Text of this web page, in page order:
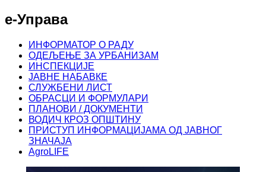
е-Управа
ИНФОРМАТОР О РАДУ
ОДЕЉЕЊЕ ЗА УРБАНИЗАМ
ИНСПЕКЦИЈЕ
ЈАВНЕ НАБАВКЕ
СЛУЖБЕНИ ЛИСТ
ОБРАСЦИ И ФОРМУЛАРИ
ПЛАНОВИ / ДОКУМЕНТИ
ВОДИЧ КРОЗ ОПШТИНУ
ПРИСТУП ИНФОРМАЦИЈАМА ОД ЈАВНОГ
ЗНАЧАЈА
AgroLIFE